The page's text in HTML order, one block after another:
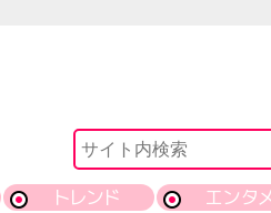
トレンド エンタ